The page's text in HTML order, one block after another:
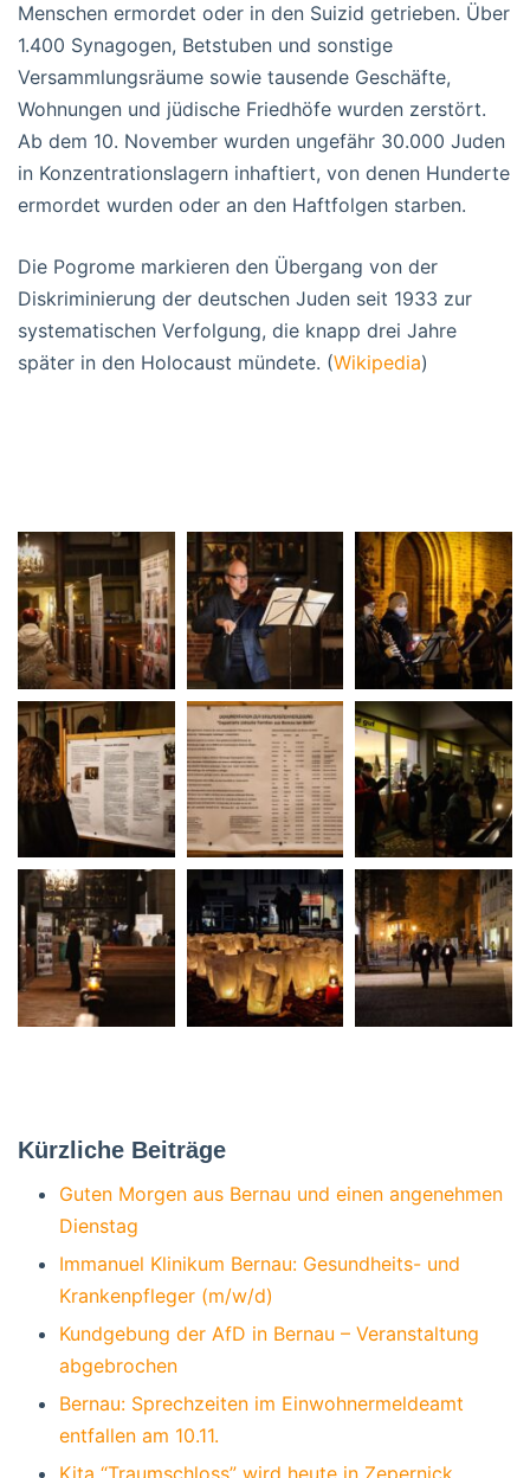
Menschen ermordet oder in den Suizid getrieben. Über
1.400 Synagogen, Betstuben und sonstige
Versammlungsräume sowie tausende Geschäfte,
Wohnungen und jüdische Friedhöfe wurden zerstört.
Ab dem 10. November wurden ungefähr 30.000 Juden
in Konzentrationslagern inhaftiert, von denen Hunderte
ermordet wurden oder an den Haftfolgen starben.
Die Pogrome markieren den Übergang von der
Diskriminierung der deutschen Juden seit 1933 zur
systematischen Verfolgung, die knapp drei Jahre
später in den Holocaust mündete. (Wikipedia)
Kürzliche Beiträge
Guten Morgen aus Bernau und einen angenehmen
Dienstag
Immanuel Klinikum Bernau: Gesundheits- und
Krankenpfleger (m/w/d)
Kundgebung der AfD in Bernau – Veranstaltung
abgebrochen
Bernau: Sprechzeiten im Einwohnermeldeamt
entfallen am 10.11.
Kita “Traumschloss” wird heute in Zepernick